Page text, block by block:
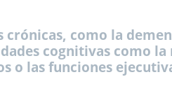
como la
cognitivas como la
o las funciones